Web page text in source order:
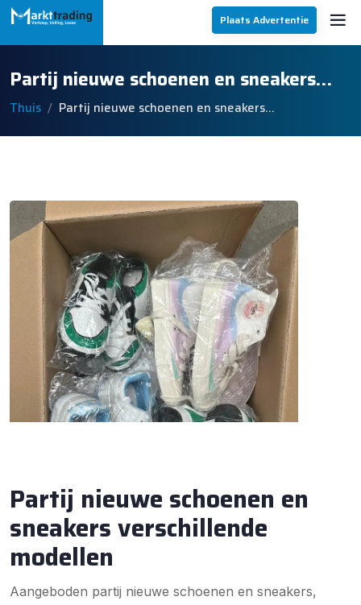
Plaats Advertentie
Partij nieuwe schoenen en sneakers…
Thuis Partij nieuwe schoenen en sneakers…
Partij nieuwe schoenen en
sneakers verschillende
modellen
Aangeboden partij nieuwe schoenen en sneakers,